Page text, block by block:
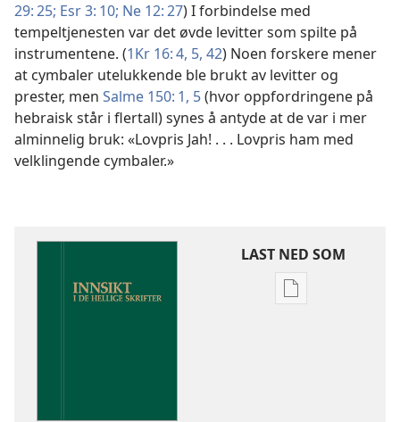
29: 25; Esr 3: 10; Ne 12: 27) I forbindelse med
tempeltjenesten var det øvde levitter som spilte på
instrumentene. (1Kr 16: 4, 5, 42) Noen forskere mener
at cymbaler utelukkende ble brukt av levitter og
prester, men Salme 150: 1, 5(hvor oppfordringene på
hebraisk står i flertall) synes å antyde at de var i mer
alminnelig bruk: «Lovpris Jah! . . . Lovpris ham med
velklingende cymbaler.»
LAST NED SOM